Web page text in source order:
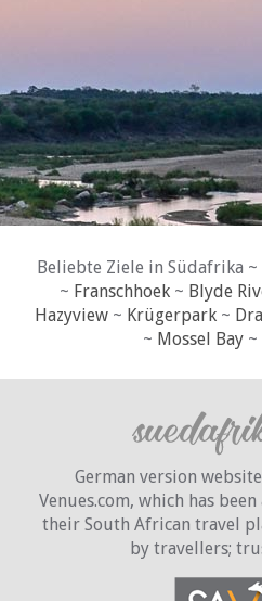
Beliebte Ziele in Südafrika ~
~ Franschhoek ~ Blyde
Hazyview~ Krügerpark~
~ Mossel Bay~
German version
Venues.com, which has
their South African travel
by travellers;